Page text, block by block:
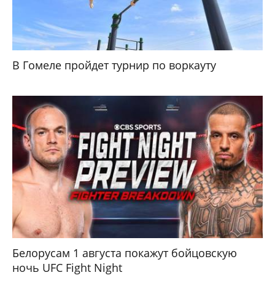
В Гомеле пройдет турнир по воркауту
Белорусам 1 августа покажут бойцовскую
ночь UFC Fight Night